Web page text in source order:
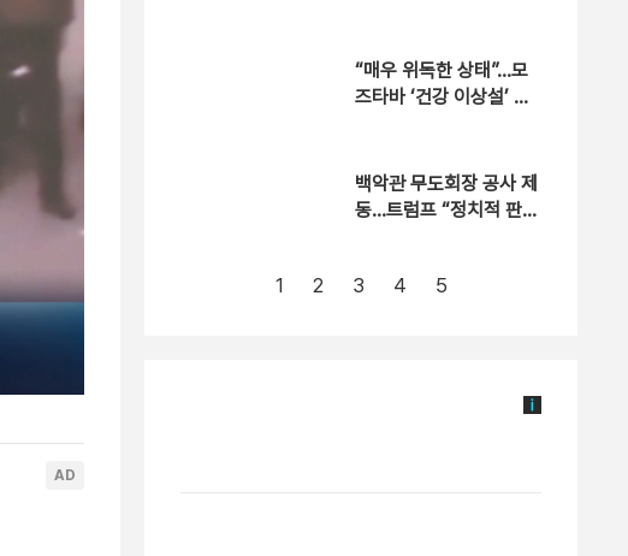
“매우 위독한 상태”…모
즈타바 ‘건강 이상설’ 확
백악관 무도회장 공사 제
동…트럼프 “정치적 판
1 2 3 4 5